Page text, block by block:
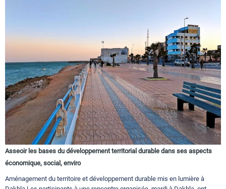
Asseoir les bases du développement territorial durable dans ses aspects
économique, social, enviro
Aménagement du territoire et développement durable mis en lumière à